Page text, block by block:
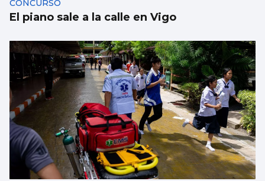
CONCURSO
El piano sale a la calle en Vigo